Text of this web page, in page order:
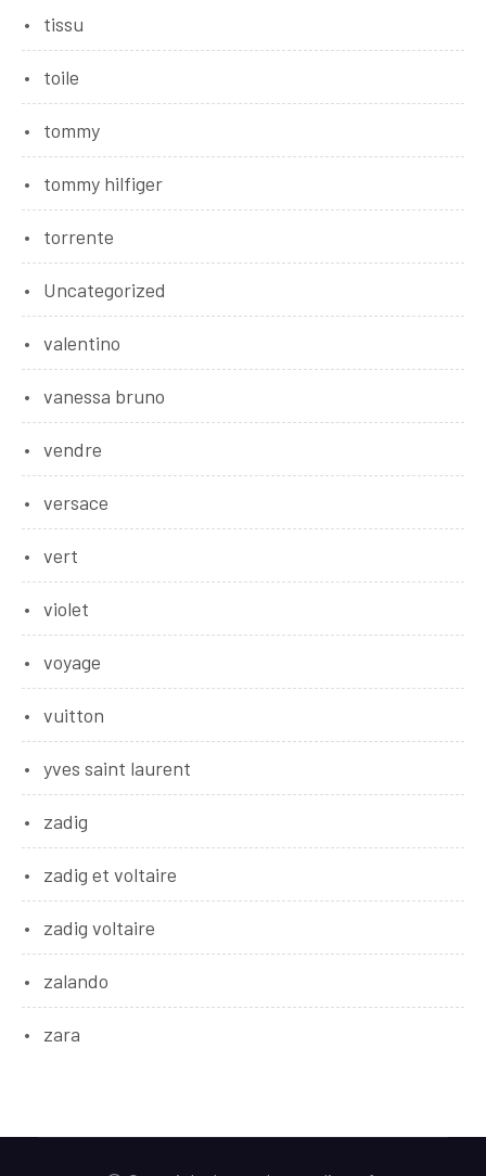
tissu
toile
tommy
tommy hilfiger
torrente
Uncategorized
valentino
vanessa bruno
vendre
versace
vert
violet
voyage
vuitton
yves saint laurent
zadig
zadig et voltaire
zadig voltaire
zalando
zara